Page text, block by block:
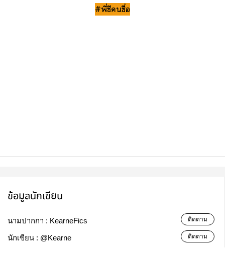
#พี่ซีซื่อ
ข้อมูลนักเขียน
นามปากกา : KearneFics ติดตาม
นักเขียน : @Kearne ติดตาม